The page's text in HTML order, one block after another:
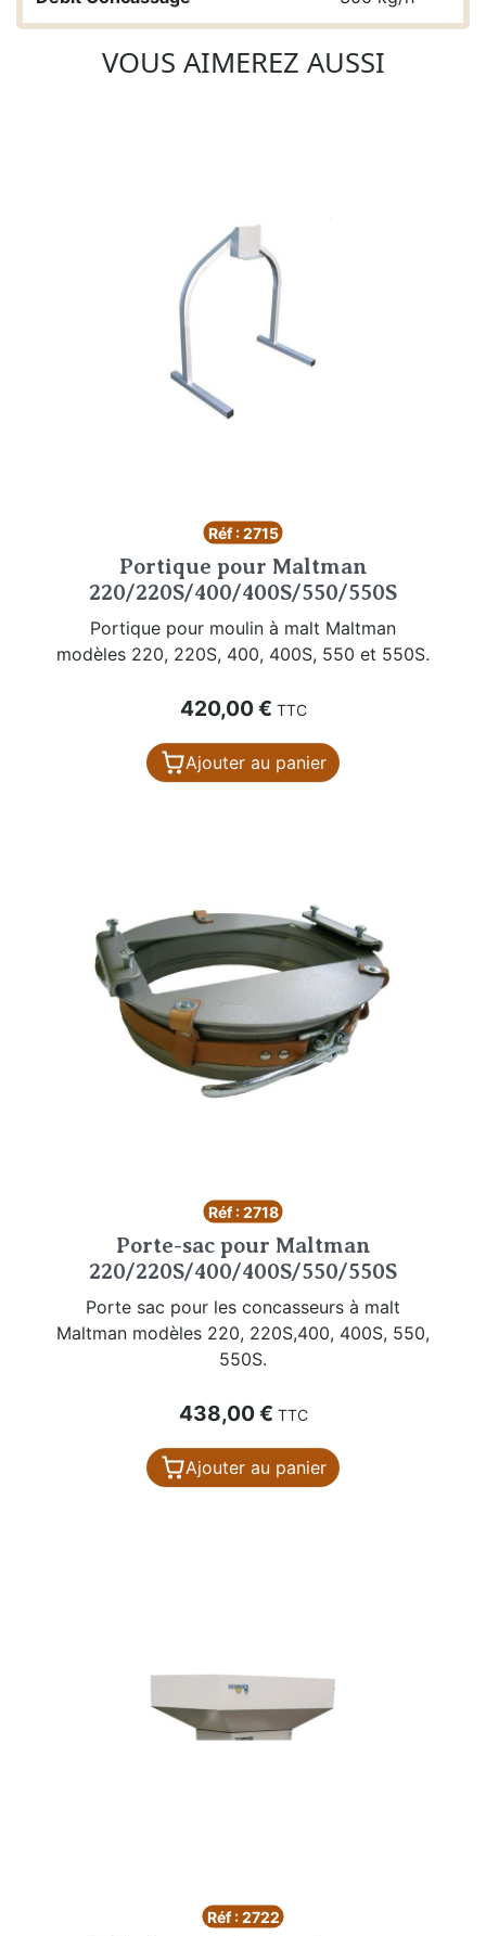
VOUS AIMEREZ AUSSI
Réf : 2715
Portique pour Maltman
220/220S/400/400S/550/550S
Portique pour moulin à malt Maltman
modèles 220, 220S, 400, 400S, 550 et 550S.
Prix
420,00 € TTC
Ajouter au panier
Réf : 2718
Porte-sac pour Maltman
220/220S/400/400S/550/550S
Porte sac pour les concasseurs à malt
Maltman modèles 220, 220S,400, 400S, 550,
550S.
Prix
438,00 € TTC
Ajouter au panier
Réf : 2722